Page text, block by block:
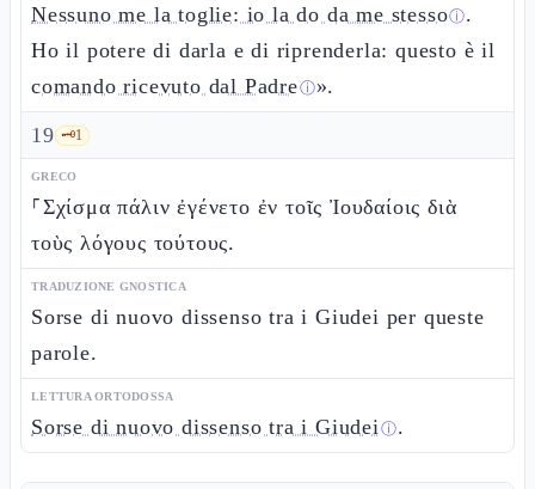
Nessuno me la toglie: io la do da me stessoⓘ.
Ho il potere di darla e di riprenderla: questo è il
comando ricevuto dal Padreⓘ».
19 🗝️1
GRECO
⸀Σχίσμα πάλιν ἐγένετο ἐν τοῖς Ἰουδαίοις διὰ
τοὺς λόγους τούτους.
TRADUZIONE GNOSTICA
Sorse di nuovo dissenso tra i Giudei per queste
parole.
LETTURA ORTODOSSA
Sorse di nuovo dissenso tra i Giudeiⓘ.